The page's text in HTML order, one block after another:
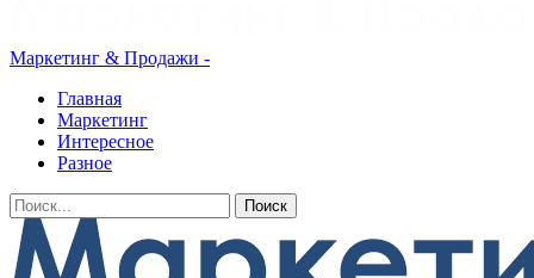
Маркетинг & Продажи -
Главная
Маркетинг
Интересное
Разное